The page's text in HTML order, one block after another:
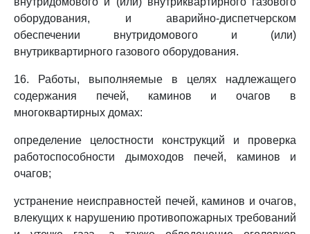
оборудования, и аварийно-диспетчерском
обеспечении внутридомового и (или)
внутриквартирного газового оборудования.
16. Работы, выполняемые в целях надлежащего
содержания печей, каминов и очагов в
многоквартирных домах:
определение целостности конструкций и проверка
работоспособности дымоходов печей, каминов и
очагов;
устранение неисправностей печей, каминов и очагов,
влекущих к нарушению противопожарных требований